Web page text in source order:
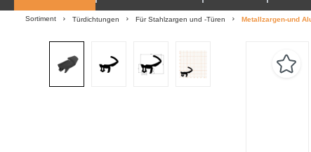
Sortiment Türdichtungen Für Stahlzargen und -Türen Metallzargen-und